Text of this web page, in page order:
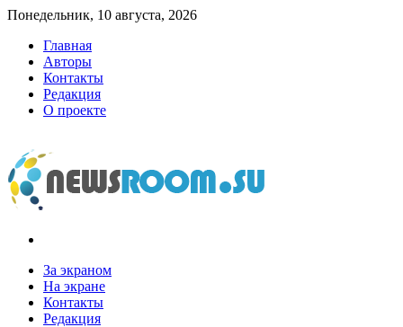
Понедельник, 10 августа, 2026
Главная
Авторы
Контакты
Редакция
О проекте
newsroom.su
Новости о новостях
За экраном
На экране
Контакты
Редакция